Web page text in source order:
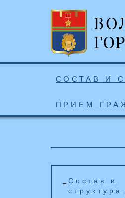
СОСТАВ И
ПРИЕМ
Состав и